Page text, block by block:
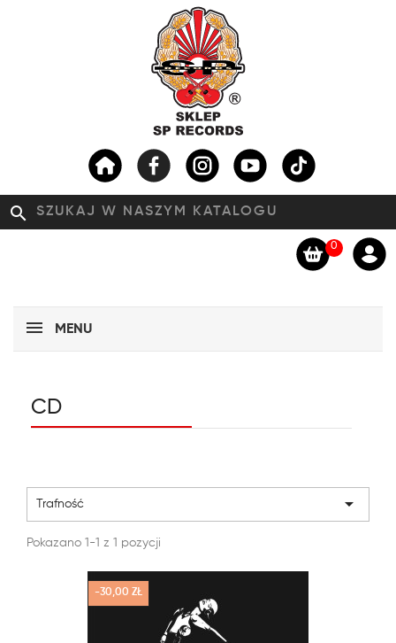
search
0
MENU
CD
Trafność 
Pokazano 1-1 z 1 pozycji
-30,00 ZŁ